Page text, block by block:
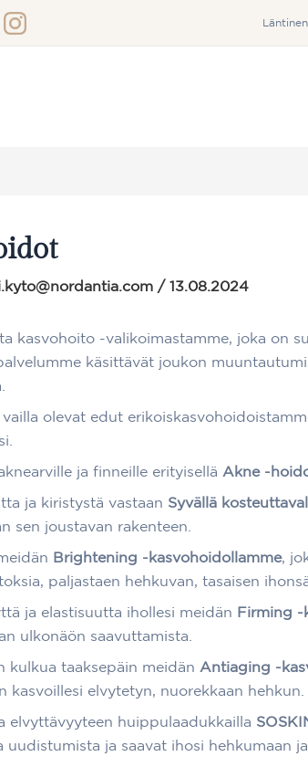
/ 13.08.2024
kasvohoito -valikoimastamme, joka on
käsittävät joukon
vailla olevat edut
ja finneille erityisellä Akne -
ja kiristystä vastaan Syvällä
sen joustavan rakenteen.
Brightening -kasvohoidollamme,
paljastaen hehkuvan, tasaisen
ja elastisuutta ihollesi meidän Firming -
ulkonäön saavuttamista.
kulkua taaksepäin meidän Antiaging -
kasvoillesi elvytetyn, nuorekkaan hehkun.
elvyttävyyteen huippulaadukkailla
uudistumista ja saavat ihosi hehkumaan ja